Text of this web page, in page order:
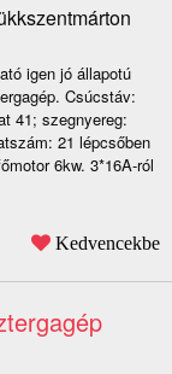
igen jó állapotú
Csúcstáv:
41; szegnyereg:
21 lépcsőben
6kw. 3*16A-ról
Kedvencekbe